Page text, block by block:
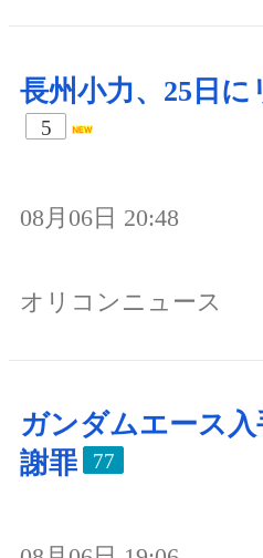
長州小力、25日に
5
08月06日 20:48
オリコンニュース
ガンダムエース
謝罪
77